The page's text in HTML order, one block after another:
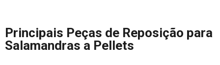
Principais Peças de Reposição para
Salamandras a Pellets